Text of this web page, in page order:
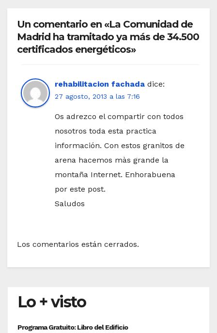
Un comentario en «La Comunidad de
Madrid ha tramitado ya más de 34.500
certificados energéticos»
rehabilitacion fachada dice:
27 agosto, 2013 a las 7:16
Os adrezco el compartir con todos
nosotros toda esta practica
información. Con estos granitos de
arena hacemos màs grande la
montaña Internet. Enhorabuena
por este post.
Saludos
Los comentarios están cerrados.
Lo + visto